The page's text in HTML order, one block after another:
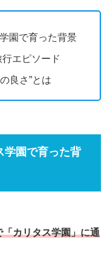
園で育った背景
エピソード
良さ”とは
学園で育った背
カリタス学園」に通